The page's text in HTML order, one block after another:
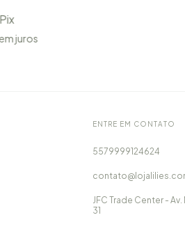
Pix
juros
ENTRE EM CONTATO
5579999124624
JFC Trade Center -
31